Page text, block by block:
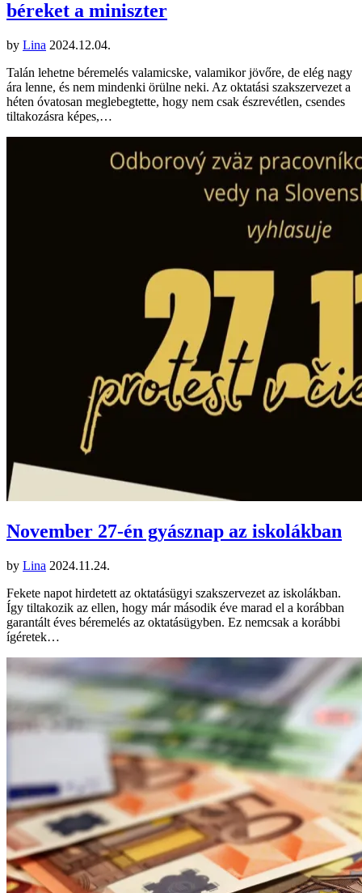
béreket a miniszter
by Lina 2024.12.04.
Talán lehetne béremelés valamicske, valamikor jövőre, de elég nagy
ára lenne, és nem mindenki örülne neki. Az oktatási szakszervezet a
héten óvatosan meglebegtette, hogy nem csak észrevétlen, csendes
tiltakozásra képes,…
November 27-én gyásznap az iskolákban
by Lina 2024.11.24.
Fekete napot hirdetett az oktatásügyi szakszervezet az iskolákban.
Így tiltakozik az ellen, hogy már második éve marad el a korábban
garantált éves béremelés az oktatásügyben. Ez nemcsak a korábbi
ígéretek…